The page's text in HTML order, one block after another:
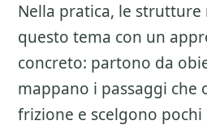
Nella pratica, le
questo tema con un
concreto: partono da
mappano i passaggi che
frizione e scelgono